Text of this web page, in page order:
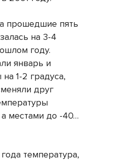
прошедшие пять
на 3-4
году.
январь и
1-2 градуса,
друг
местами до -40…
температура,